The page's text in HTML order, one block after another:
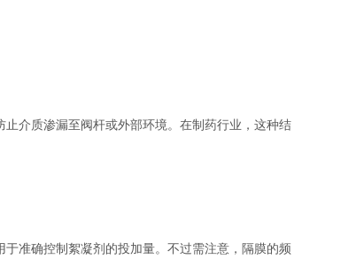
介质渗漏至阀杆或外部环境。在制药行业，这种结
准确控制絮凝剂的投加量。不过需注意，隔膜的频